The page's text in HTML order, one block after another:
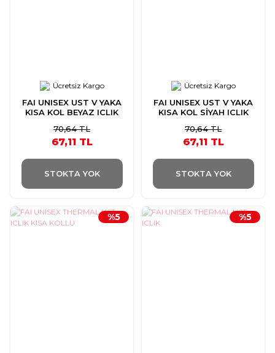
Ücretsiz Kargo
FAI UNISEX UST V YAKA
KISA KOL BEYAZ ICLIK
70,64 TL
67,11 TL
STOKTA YOK
Ücretsiz Kargo
FAI UNISEX UST V YAKA
KISA KOL SİYAH ICLIK
70,64 TL
67,11 TL
STOKTA YOK
%5 %5